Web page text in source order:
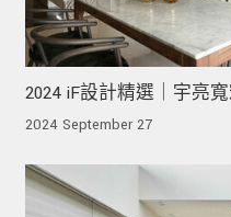
2024 iF設計精選｜宇亮
Life 璀璨流光
2024 September 27